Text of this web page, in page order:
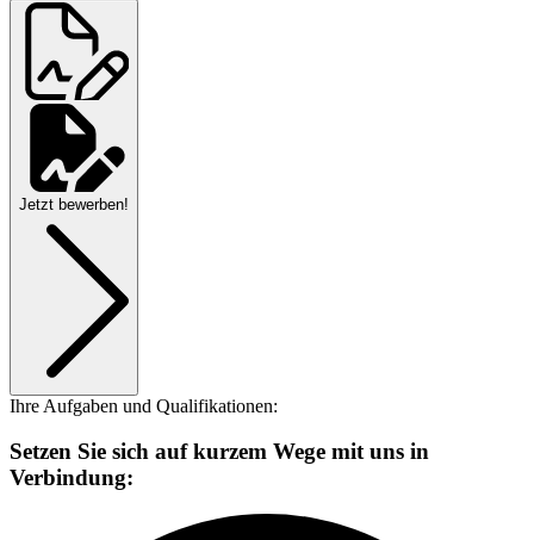
Jetzt bewerben!
Ihre Aufgaben und Qualifikationen:
Setzen Sie sich auf kurzem Wege mit uns in
Verbindung: